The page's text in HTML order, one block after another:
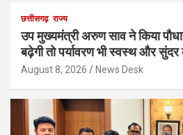
छत्तीसगढ़ राज्य
उप मुख्यमंत्री अरुण साव ने किया
बढ़ेगी तो पर्यावरण भी स्वस्थ और सुंदर
August 8, 2026 News Desk